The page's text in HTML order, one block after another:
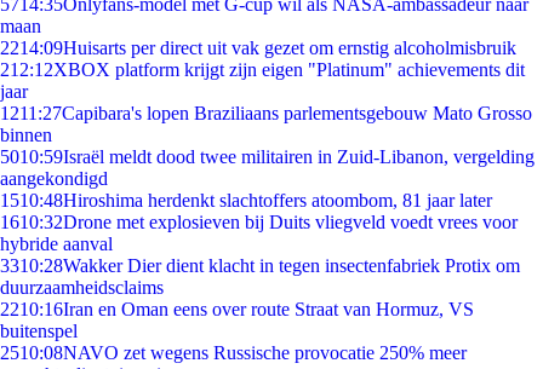
5714:35Onlyfans-model met G-cup wil als NASA-ambassadeur naar
maan
2214:09Huisarts per direct uit vak gezet om ernstig alcoholmisbruik
212:12XBOX platform krijgt zijn eigen "Platinum" achievements dit
jaar
1211:27Capibara's lopen Braziliaans parlementsgebouw Mato Grosso
binnen
5010:59Israël meldt dood twee militairen in Zuid-Libanon, vergelding
aangekondigd
1510:48Hiroshima herdenkt slachtoffers atoombom, 81 jaar later
1610:32Drone met explosieven bij Duits vliegveld voedt vrees voor
hybride aanval
3310:28Wakker Dier dient klacht in tegen insectenfabriek Protix om
duurzaamheidsclaims
2210:16Iran en Oman eens over route Straat van Hormuz, VS
buitenspel
2510:08NAVO zet wegens Russische provocatie 250% meer